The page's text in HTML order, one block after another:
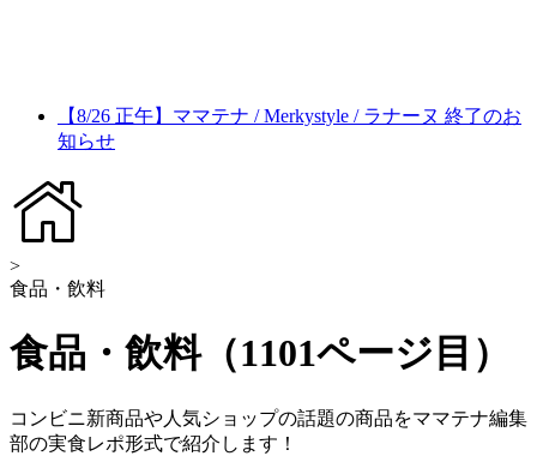
【8/26 正午】ママテナ / Merkystyle / ラナーヌ 終了のお
知らせ
>
食品・飲料
食品・飲料（1101ページ目）
コンビニ新商品や人気ショップの話題の商品をママテナ編集
部の実食レポ形式で紹介します！